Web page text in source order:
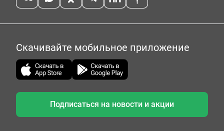
Скачивайте мобильное приложение
Подписаться на новости и акции